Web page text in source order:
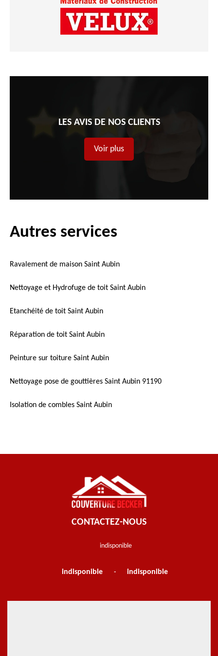
LES AVIS DE NOS CLIENTS
Voir plus
Autres services
Ravalement de maison Saint Aubin
Nettoyage et Hydrofuge de toit Saint Aubin
Etanchéité de toit Saint Aubin
Réparation de toit Saint Aubin
Peinture sur toiture Saint Aubin
Nettoyage pose de gouttières Saint Aubin 91190
Isolation de combles Saint Aubin
CONTACTEZ-NOUS
indisponible
indisponible - indisponible